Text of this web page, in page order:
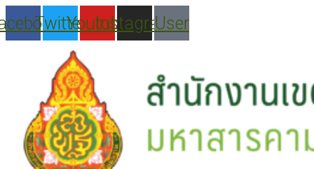
to
content
TwitterYoutube
Instagram
User